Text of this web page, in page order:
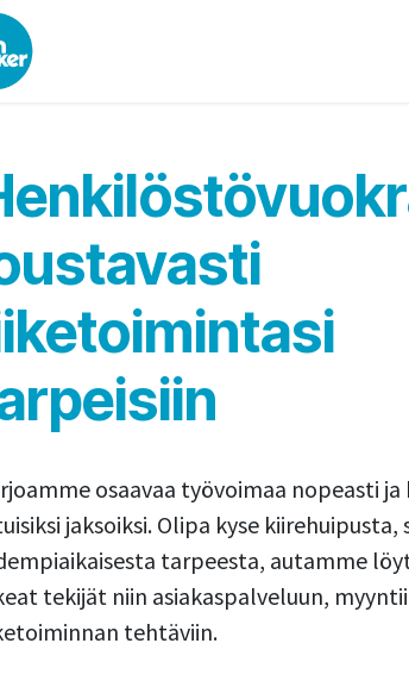
osaavaa työvoimaa nopeasti
jaksoiksi. Olipa kyse kiirehuipusta,
tarpeesta, autamme
tekijät niin asiakaspalveluun,
tehtäviin.​